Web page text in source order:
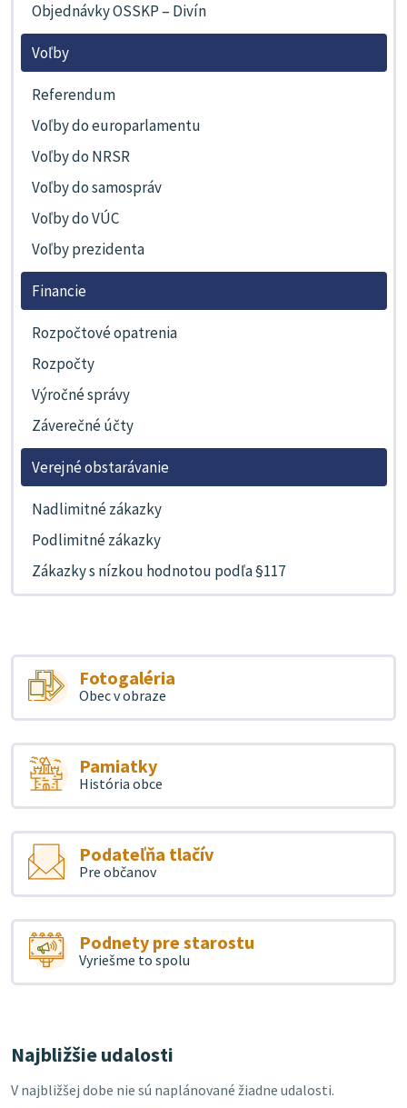
Objednávky OSSKP – Divín
Voľby
Referendum
Voľby do europarlamentu
Voľby do NRSR
Voľby do samospráv
Voľby do VÚC
Voľby prezidenta
Financie
Rozpočtové opatrenia
Rozpočty
Výročné správy
Záverečné účty
Verejné obstarávanie
Nadlimitné zákazky
Podlimitné zákazky
Zákazky s nízkou hodnotou podľa §117
Fotogaléria
Obec v obraze
Pamiatky
História obce
Podateľňa tlačív
Pre občanov
Podnety pre starostu
Vyriešme to spolu
Najbližšie udalosti
V najbližšej dobe nie sú naplánované žiadne udalosti.